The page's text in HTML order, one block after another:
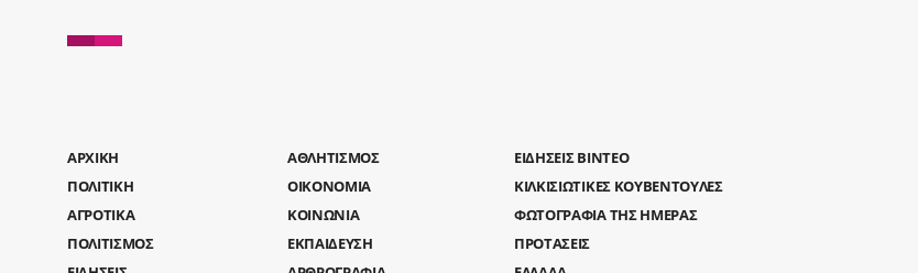
AΡΧΙΚΗ
ΑΘΛΗΤΙΣΜΟΣ
ΠΟΛΙΤΙΚΗ
ΟΙΚΟΝΟΜΙΑ
ΑΓΡΟΤΙΚΑ
ΚΟΙΝΩΝΙΑ
ΠΟΛΙΤΙΣΜΟΣ
ΕΚΠΑΙΔΕΥΣΗ
ΕΙΔΗΣΕΙΣ ΒΙΝΤΕΟ
ΚΙΛΚΙΣΙΩΤΙΚΕΣ ΚΟΥΒΕΝΤΟΥΛΕΣ
ΦΩΤΟΓΡΑΦΙΑ ΤΗΣ ΗΜΕΡΑΣ
ΠΡΟΤΑΣΕΙΣ